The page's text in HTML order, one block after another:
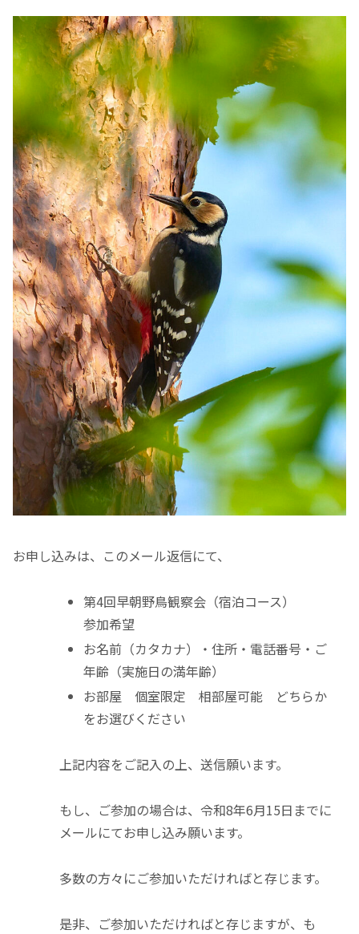
お申し込みは、このメール返信にて、
第4回早朝野鳥観察会（宿泊コース）
参加希望
お名前（カタカナ）・住所・電話番号・ご
年齢（実施日の満年齢）
お部屋 個室限定 相部屋可能 どちらか
をお選びください
上記内容をご記入の上、送信願います。
もし、ご参加の場合は、令和8年6月15日までに
メールにてお申し込み願います。
多数の方々にご参加いただければと存じます。
是非、ご参加いただければと存じますが、も